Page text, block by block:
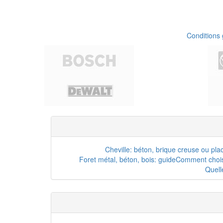
Conditions
Cheville: béton, brique creuse ou
Foret métal, béton, bois: guideComment